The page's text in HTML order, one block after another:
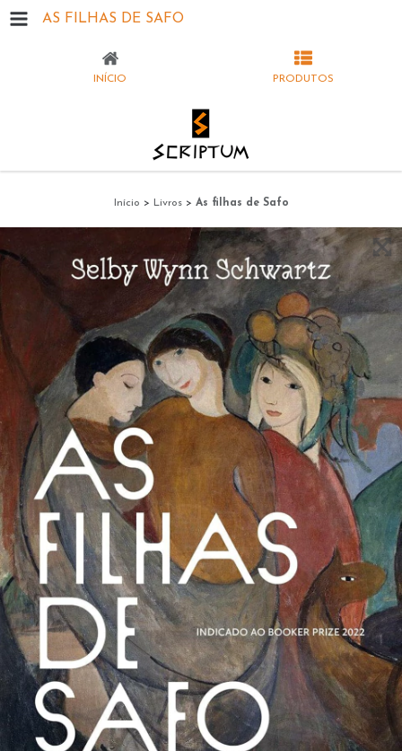
AS FILHAS DE SAFO
INÍCIO PRODUTOS
Início > Livros > As filhas de Safo